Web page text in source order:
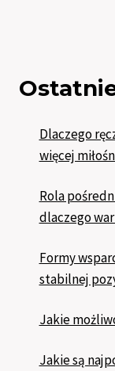
Dlaczego
więcej
Rola
dlaczego
Formy
stabilnej
Jakie
Jakie są